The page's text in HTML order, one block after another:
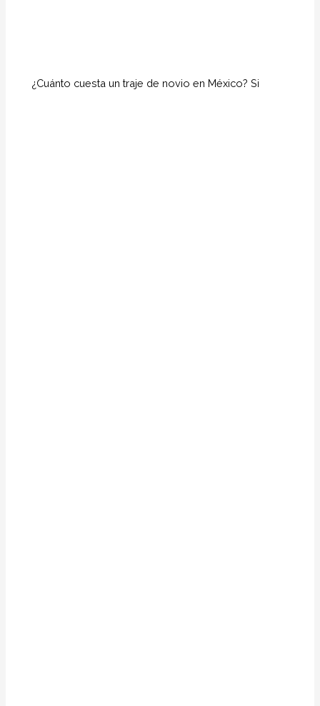
¿Cuánto cuesta un traje de novio en México? Si